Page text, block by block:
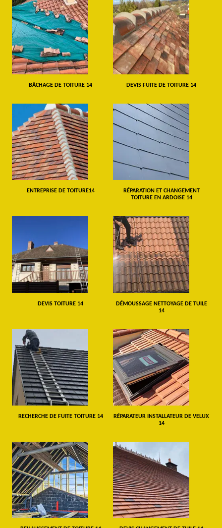
BÂCHAGE DE TOITURE 14 DEVIS FUITE DE TOITURE 14
ENTREPRISE DE TOITURE14
RÉPARATION ET CHANGEMENT
TOITURE EN ARDOISE 14
DEVIS TOITURE 14
DÉMOUSSAGE NETTOYAGE DE TUILE
14
RECHERCHE DE FUITE TOITURE 14
RÉPARATEUR INSTALLATEUR DE VELUX
14